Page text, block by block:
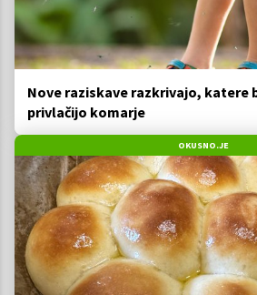
Nove raziskave razkrivajo, katere
privlačijo komarje
OKUSNO.JE